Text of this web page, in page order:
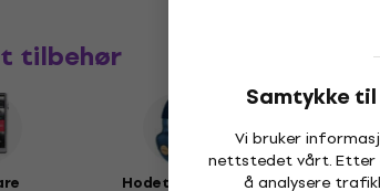
Samtykke
Vi bruker
nettstedet vårt. Etter
å analysere
tilbehør
Hodetelefoner Hi-Fi-